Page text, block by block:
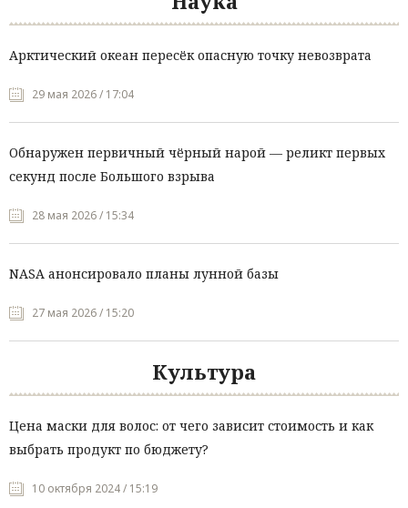
Арктический океан пересёк опасную точку невозврата
29 мая 2026 / 17:04
Обнаружен первичный чёрный нарой — реликт первых
секунд после Большого взрыва
28 мая 2026 / 15:34
NASA анонсировало планы лунной базы
27 мая 2026 / 15:20
Культура
Цена маски для волос: от чего зависит стоимость и как
выбрать продукт по бюджету?
10 октября 2024 / 15:19